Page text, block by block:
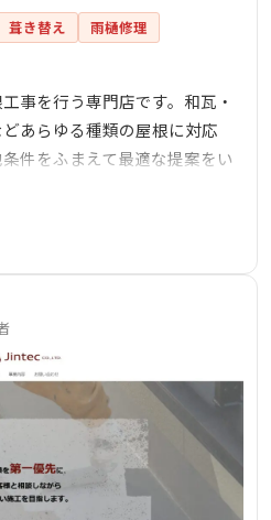
葺き替え
雨樋修理
事を行う専門店です。和瓦・
あらゆる種類の屋根に対応
件をふまえて最適な提案をい
の説明・提案を分かりやすく
得いただいてから施工に入り
え工事まで、下地から丁寧な